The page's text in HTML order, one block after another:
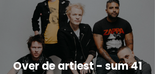
Over de artiest - sum 41